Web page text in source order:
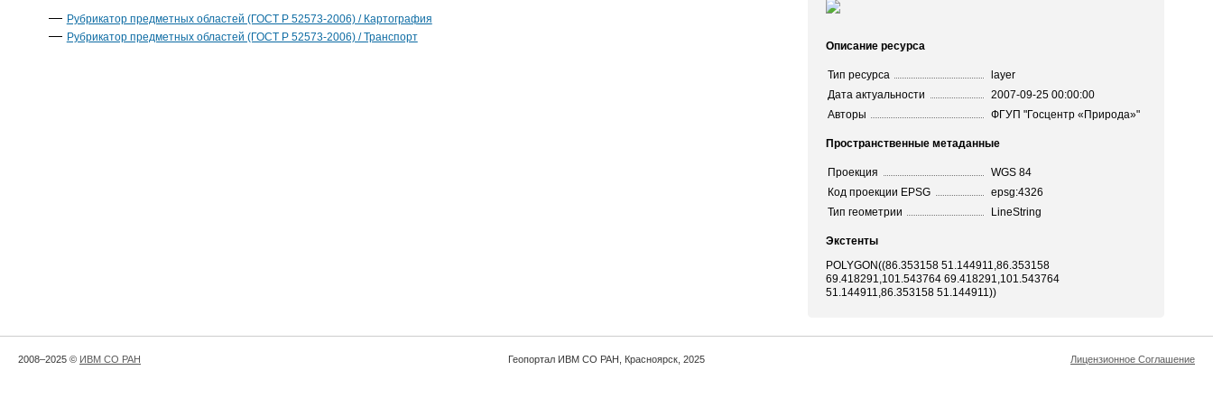
Рубрикатор предметных областей (ГОСТ Р 52573-2006) / Картография
Рубрикатор предметных областей (ГОСТ Р 52573-2006) / Транспорт
Описание ресурса
Тип ресурса
layer
Дата актуальности
2007-09-25 00:00:00
Авторы
ФГУП "Госцентр «Природа»"
Пространственные метаданные
Проекция
WGS 84
Код проекции EPSG
epsg:4326
Тип геометрии
LineString
Экстенты
POLYGON((86.353158 51.144911,86.353158
69.418291,101.543764 69.418291,101.543764
51.144911,86.353158 51.144911))
2008–2025 © ИВМ СО РАН Геопортал ИВМ СО РАН, Красноярск, 2025 Лицензионное Соглашение